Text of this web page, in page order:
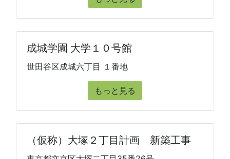
成城学園 大学１０号館
世田谷区成城六丁目 １番地
もっと見る
（仮称）大塚２丁目計画 新築工事